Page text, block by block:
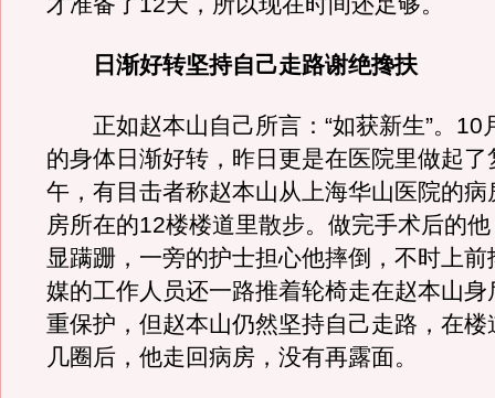
日渐好转坚持自己走路谢绝搀扶
正如赵本山自己所言：“如获新生”。10
的身体日渐好转，昨日更是在医院里做起了
午，有目击者称赵本山从上海华山医院的病
房所在的12楼楼道里散步。做完手术后的
显蹒跚，一旁的护士担心他摔倒，不时上
媒的工作人员还一路推着轮椅走在赵本山身
重保护，但赵本山仍然坚持自己走路，在楼
几圈后，他走回病房，没有再露面。